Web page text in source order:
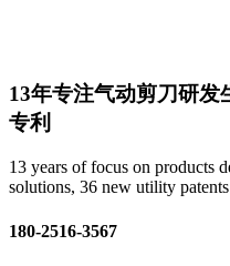
13年专注气动剪刀研发
专利
13 years of focus on products
solutions, 36 new utility patents
180-2516-3567